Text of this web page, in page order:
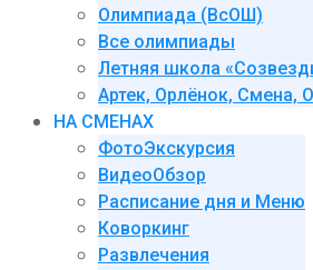
Олимпиада (ВсОШ)
Все олимпиады
Летняя школа
Артек, Орлёнок, Смена,
НА СМЕНАХ
ФотоЭкскурсия
ВидеоОбзор
Расписание дня и Меню
Коворкинг
Развлечения